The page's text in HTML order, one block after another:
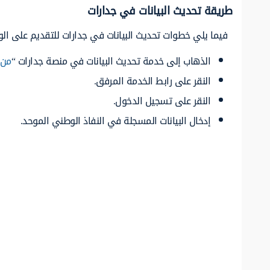
طريقة تحديث البيانات في جدارات
فيما يلي خطوات تحديث البيانات في جدارات للتقديم على
الذهاب إلى خدمة تحديث البيانات في منصة جدارات “
النقر على رابط الخدمة المرفق.
النقر على تسجيل الدخول.
إدخال البيانات المسجلة في النفاذ الوطني الموحد.